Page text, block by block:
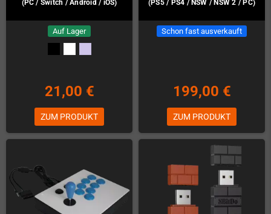
(PC / Switch / Android / iOS)
Auf Lager
21,00 €
ZUM PRODUKT
(PS5 / PS4 / NSW / NSW 2 / PC)
Schon fast ausverkauft
199,00 €
ZUM PRODUKT